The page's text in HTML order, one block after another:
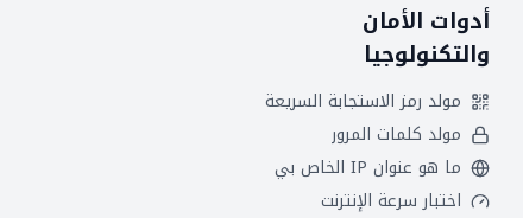
أدوات الأمان
والتكنولوجيا
مولد رمز الاستجابة السريعة
مولد كلمات المرور
ما هو عنوان IP الخاص بي
اختبار سرعة الإنترنت